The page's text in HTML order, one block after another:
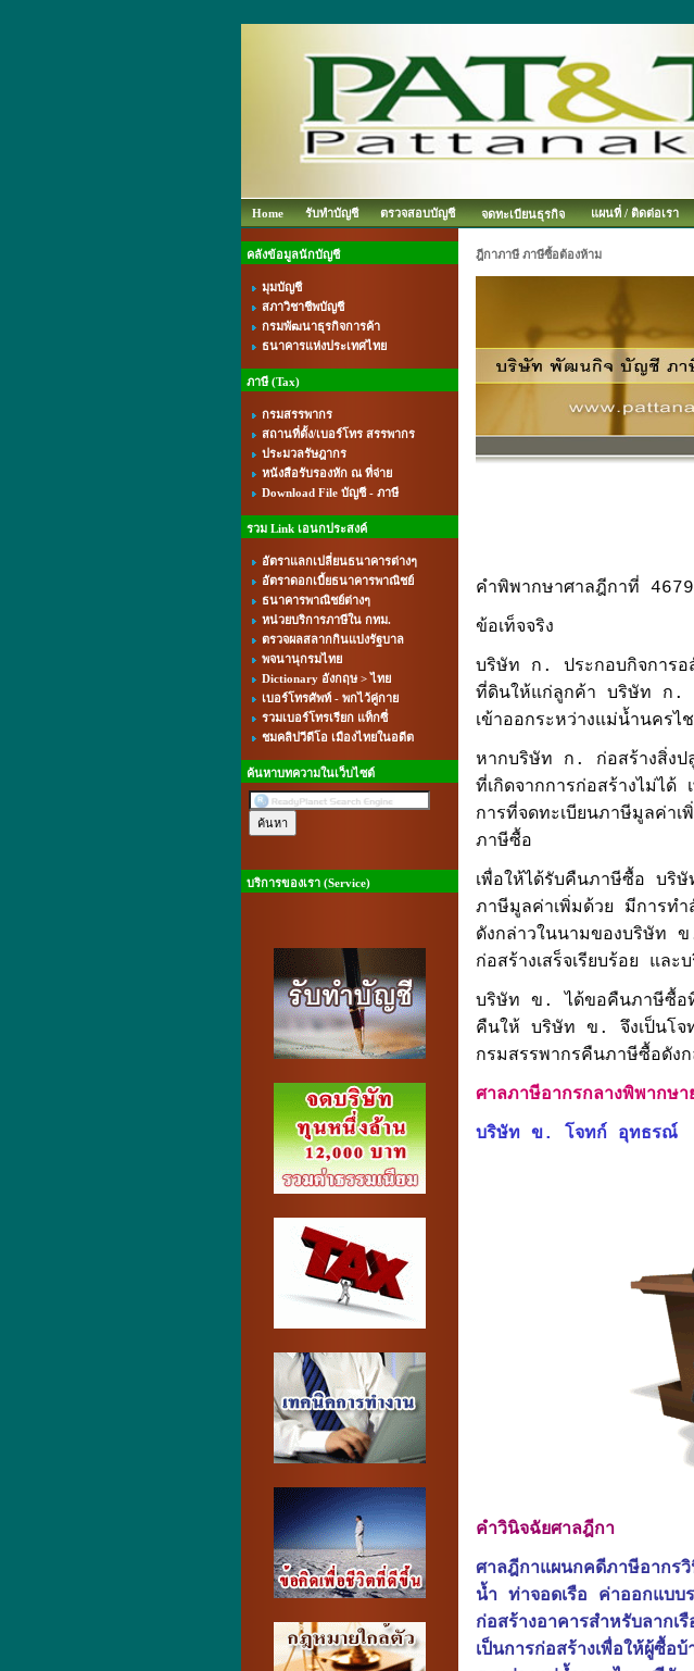
Home รับทำบัญชี ตรวจสอบบัญชี จดทะเบียนธุรกิจ แผนที่ / ติดต่อเรา
คลังข้อมูลนักบัญชี
มุมบัญชี
สภาวิชาชีพบัญชี
กรมพัฒนาธุรกิจการค้า
ธนาคารแห่งประเทศไทย
ภาษี (Tax)
กรมสรรพากร
สถานที่ตั้ง/เบอร์โทร สรรพากร
ประมวลรัษฎากร
หนังสือรับรองหัก ณ ที่จ่าย
Download File บัญชี - ภาษี
รวม Link เอนกประสงค์
อัตราแลกเปลี่ยนธนาคารต่างๆ
อัตราดอกเบี้ยธนาคารพาณิชย์
ธนาคารพาณิชย์ต่างๆ
หน่วยบริการภาษีใน กทม.
ตรวจผลสลากกินแบ่งรัฐบาล
พจนานุกรมไทย
Dictionary อังกฤษ > ไทย
เบอร์โทรศัพท์ - พกไว้คู่กาย
รวมเบอร์โทรเรียก แท็กซี่
ชมคลิปวีดีโอ เมืองไทยในอดีต
ค้นหาบทความในเว็บไซต์
บริการของเรา (Service)
ฎีกาภาษี ภาษีซื้อต้องห้าม
คําพิพากษาศาลฎีกาที่
ข้อเท็จจริง
บริษัท ก. ประกอบกิจการอสั
ที่ดินให้แก่ลูกค้า บริษัท ก. มี
เข้าออกระหว่างแม่น้ำนครไ
หากบริษัท ก. ก่อสร้างสิ่ง
ที่เกิดจากการก่อสร้างไม่ได้
การที่จดทะเบียนภาษีมูลค่า
ภาษีซื้อ
เพื่อให้ได้รับคืนภาษีซื้อ บ
ภาษีมูลค่าเพิ่มด้วย มีการท
ดังกล่าวในนามของบริษัท ข
ก่อสร้างเสร็จเรียบร้อย แ
บริษัท ข. ได้ขอคืนภาษีซื้อที่
คืนให้ บริษัท ข. จึงเป็นโจท
กรมสรรพากรคืนภาษีซื้อดัง
ศาลภาษีอากรกลางพิพากษา
บริษัท ข. โจทก์ อุทธรณ์
คำวินิจฉัยศาลฎีกา
ศาลฎีกาแผนกคดีภาษีอากร
น้ำ ท่าจอดเรือ ค่าออกแบบ
ก่อสร้างอาคารสำหรับลาก
เป็นการก่อสร้างเพื่อให้ผู้ซื้